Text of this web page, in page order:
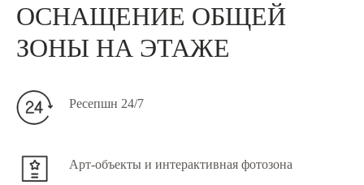
ОСНАЩЕНИЕ ОБЩЕЙ
ЗОНЫ НА ЭТАЖЕ
Ресепшн 24/7
Арт-объекты и интерактивная фотозона